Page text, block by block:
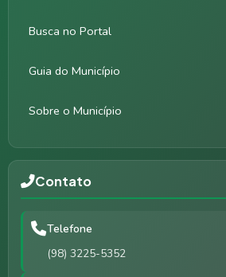
Busca no Portal
Guia do Município
Sobre o Município
Contato
Telefone
(98) 3225-5352